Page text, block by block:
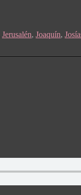
Jerusalén, Joaquín,